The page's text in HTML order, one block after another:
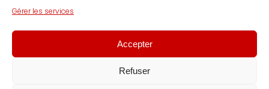
Gérer les services
Accepter
Refuser
>Bornes de distribution d’énergie murales
>Coffret de distribution d’énergie sites
industriels